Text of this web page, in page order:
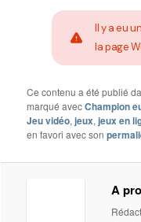
Il y a eu
la page
Ce contenu a été publié
marqué avecChampion
Jeu vidéo,jeux,jeux en
en favori avec son
A